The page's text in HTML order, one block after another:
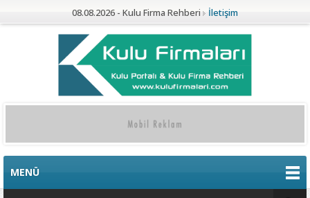
08.08.2026 - Kulu Firma Rehberi İletişim
MENÜ